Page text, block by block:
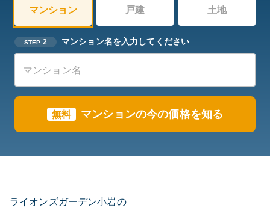
マンション 戸建 土地
STEP 2 マンション名を入力してください
無料 マンションの今の価格を知る
ライオンズガーデン小岩の